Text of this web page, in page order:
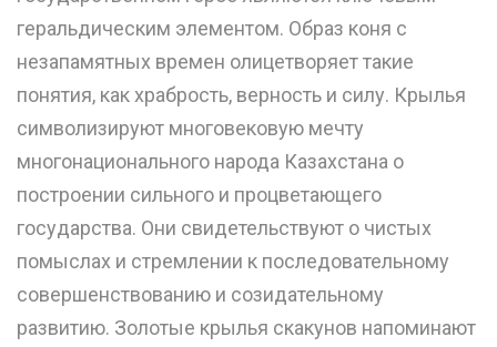
геральдическим элементом. Образ коня с
незапамятных времен олицетворяет такие
понятия, как храбрость, верность и силу. Крылья
символизируют многовековую мечту
многонационального народа Казахстана о
построении сильного и процветающего
государства. Они свидетельствуют о чистых
помыслах и стремлении к последовательному
совершенствованию и созидательному
развитию. Золотые крылья скакунов напоминают